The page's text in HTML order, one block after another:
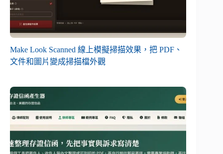
Make Look Scanned 線上模擬掃描效果，把 PDF、
文件和圖片變成掃描檔外觀